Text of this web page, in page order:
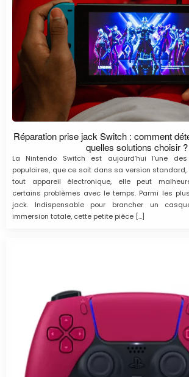
Réparation prise jack Switch : comment
quelles solutions choisir ?
La Nintendo Switch est aujourd’hui l’une
populaires, que ce soit dans sa version standard,
tout appareil électronique, elle peut
certains problèmes avec le temps. Parmi les
jack. Indispensable pour brancher un
immersion totale, cette petite pièce […]